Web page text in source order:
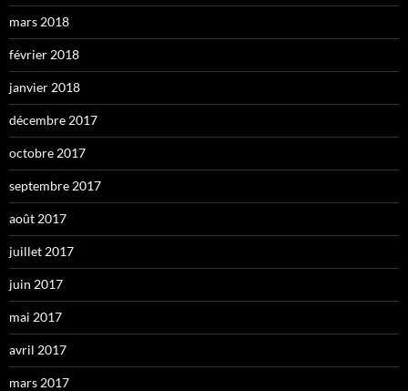
mars 2018
février 2018
janvier 2018
décembre 2017
octobre 2017
septembre 2017
août 2017
juillet 2017
juin 2017
mai 2017
avril 2017
mars 2017